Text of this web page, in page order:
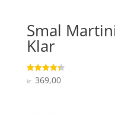
Smal
Klar
Vurderet
4.3
kr. 369,00